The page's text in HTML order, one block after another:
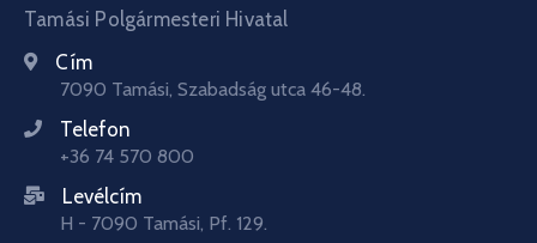
Tamási Polgármesteri Hivatal
Cím
7090 Tamási, Szabadság utca 46-48.
Telefon
+36 74 570 800
Levélcím
H - 7090 Tamási, Pf. 129.